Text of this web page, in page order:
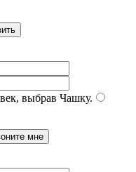
выбрав Чашку.